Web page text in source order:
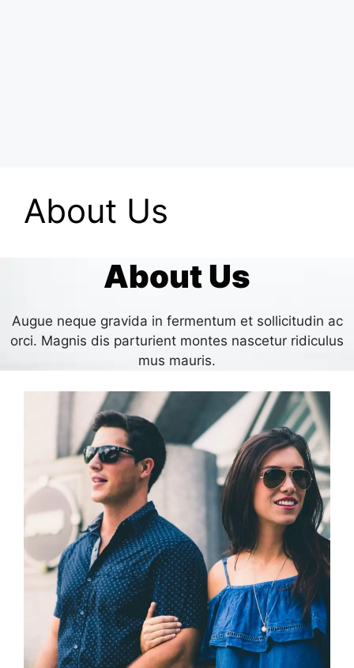
About Us
About Us
Augue neque gravida in fermentum et sollicitudin ac
orci. Magnis dis parturient montes nascetur ridiculus
mus mauris.